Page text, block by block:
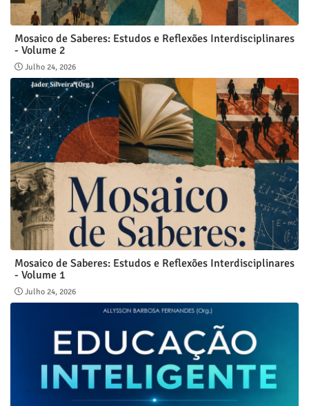
Mosaico de Saberes: Estudos e Reflexões Interdisciplinares
- Volume 2
Julho 24, 2026
Mosaico de Saberes: Estudos e Reflexões Interdisciplinares
- Volume 1
Julho 24, 2026